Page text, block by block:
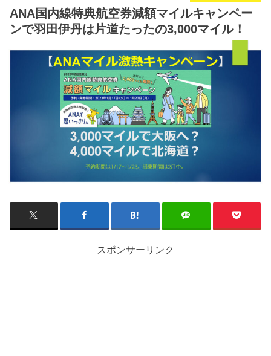
ANA国内線特典航空券減額マイルキャンペー
ンで羽田伊丹は片道たったの3,000マイル！
スポンサーリンク